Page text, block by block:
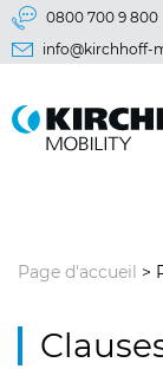
Aller directement
Menu
0800 700 9 800
info@kirchhoff-
Page d'accueil >